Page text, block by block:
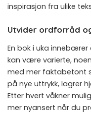
inspirasjon fra ulike
Utvider ordforråd
En bok i uka
kan være varierte,
med mer faktabetont
på nye uttrykk, lagrer
Etter hvert våkner
mer nyansert når du